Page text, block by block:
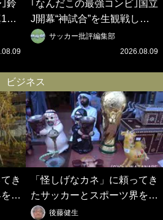
鈴
で
｢なんだこの最強コンビ｣国立
J開幕“神試合”を生観戦した
仲良しサッカー美女コンビの
現地ショットが話題！｢メッ
ちゃくちゃ可愛い｣
サッカー批評編集部
2026.08.09
ビジネス
き
待
「怪しげなカネ」に頼ってき
たサッカーとスポーツ界を待
つ未来(3)「ロシアン・マネ
後藤健生